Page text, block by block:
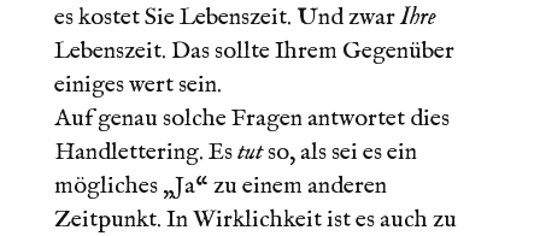
es kostet Sie Lebenszeit. Und zwarIhre
Lebenszeit. Das sollte Ihrem Gegenüber
einiges wert sein.
Auf genau solche Fragen antwortet dies
Handlettering. Estutso, als sei es ein
mögliches „Ja“ zu einem anderen
Zeitpunkt. In Wirklichkeit ist es auch zu